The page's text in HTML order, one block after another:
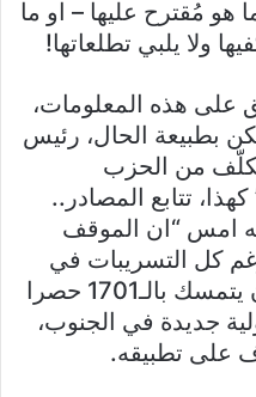
هو مُقترح عليها – او ما
ولا يلبي تطلعاتها!
على هذه المعلومات،
بطبيعة الحال، رئيس
من الحزب
تتابع المصادر..
امس “ان الموقف
كل التسريبات في
وسائل الإعلام”، اي ان لبنان يتمسك بالـ1701 حصرا
جديدة في الجنوب،
على تطبيقه.